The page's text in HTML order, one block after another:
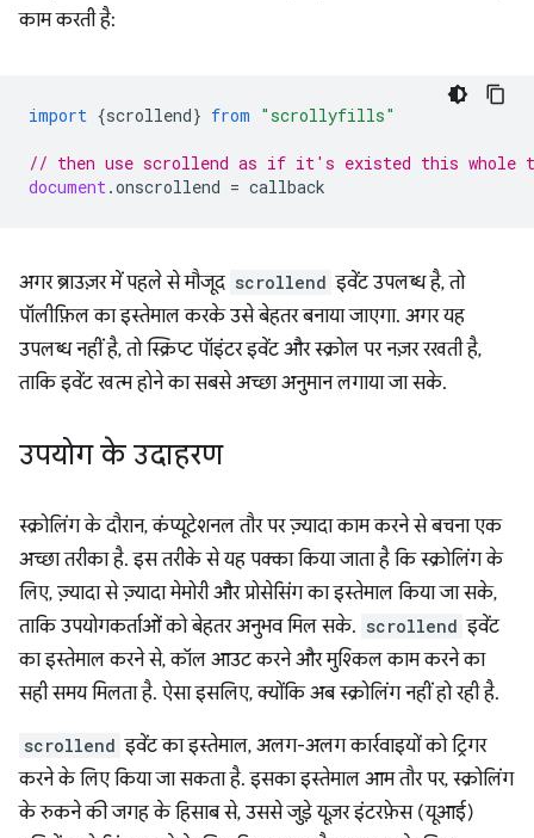
काम करती है:
import {scrollend} from "scrollyfills"
// then use scrollend as if it's existed this whole
document.onscrollend = callback
अगर ब्राउज़र में पहले से मौजूद scrollend इवेंट उपलब्ध है, तो
पॉलीफ़िल का इस्तेमाल करके उसे बेहतर बनाया जाएगा. अगर यह
उपलब्ध नहीं है, तो स्क्रिप्ट पॉइंटर इवेंट और स्क्रोल पर नज़र रखती है,
ताकि इवेंट खत्म होने का सबसे अच्छा अनुमान लगाया जा सके.
उपयोग के उदाहरण
स्क्रोलिंग के दौरान, कंप्यूटेशनल तौर पर ज़्यादा काम करने से बचना एक
अच्छा तरीका है. इस तरीके से यह पक्का किया जाता है कि स्क्रोलिंग के
लिए, ज़्यादा से ज़्यादा मेमोरी और प्रोसेसिंग का इस्तेमाल किया जा सके,
ताकि उपयोगकर्ताओं को बेहतर अनुभव मिल सके. scrollend इवेंट
का इस्तेमाल करने से, कॉल आउट करने और मुश्किल काम करने का
सही समय मिलता है. ऐसा इसलिए, क्योंकि अब स्क्रोलिंग नहीं हो रही है.
scrollend इवेंट का इस्तेमाल, अलग-अलग कार्रवाइयों को ट्रिगर
करने के लिए किया जा सकता है. इसका इस्तेमाल आम तौर पर, स्क्रोलिंग
के रुकने की जगह के हिसाब से, उससे जुड़े यूज़र इंटरफ़ेस (यूआई)